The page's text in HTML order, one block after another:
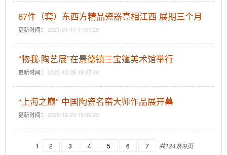
87件（套）东西方精品瓷器亮相江西 展期三个月
更新时间： 2021-01-17 17:07:29
“物我·陶艺展”在景德镇三宝篷美术馆举行
更新时间： 2020-12-28 18:07:44
“上海之巅” 中国陶瓷名窑大师作品展开幕
更新时间： 2020-12-23 15:50:23
1 2 3 4 5 6 7 共124条/9页